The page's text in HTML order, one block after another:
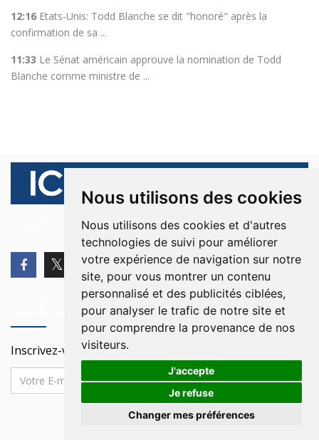
Nous utilisons des cookies
Nous utilisons des cookies et d'autres
technologies de suivi pour améliorer
votre expérience de navigation sur notre
site, pour vous montrer un contenu
personnalisé et des publicités ciblées,
pour analyser le trafic de notre site et
pour comprendre la provenance de nos
visiteurs.
J'accepte
Je refuse
Changer mes préférences
12:16 Etats-Unis: Todd Blanche se dit "honoré" après la
confirmation de sa ...
11:33 Le Sénat américain approuve la nomination de Todd
Blanche comme ministre de ...
© 2026 Ici Beyrouth. Tous les droits sont réservés.
Inscrivez-vous à notre Newsletter